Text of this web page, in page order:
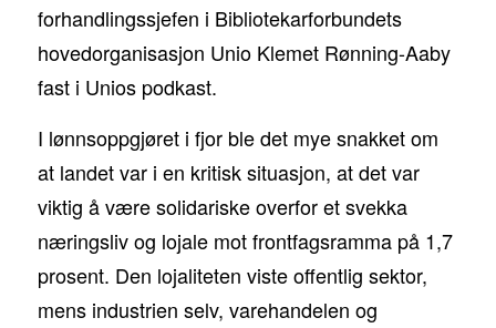
forhandlingssjefen i Bibliotekarforbundets
hovedorganisasjon Unio Klemet Rønning-Aaby
fast i Unios podkast.
I lønnsoppgjøret i fjor ble det mye snakket om
at landet var i en kritisk situasjon, at det var
viktig å være solidariske overfor et svekka
næringsliv og lojale mot frontfagsramma på 1,7
prosent. Den lojaliteten viste offentlig sektor,
mens industrien selv, varehandelen og